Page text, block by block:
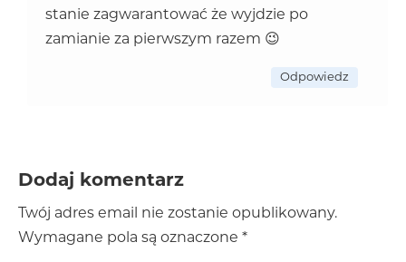
stanie zagwarantować że wyjdzie po
zamianie za pierwszym razem 😉
Odpowiedz
Dodaj komentarz
Twój adres email nie zostanie opublikowany.
Wymagane pola są oznaczone *